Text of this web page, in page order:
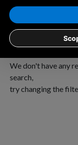
No results for
We don't have any
search,
try changing the